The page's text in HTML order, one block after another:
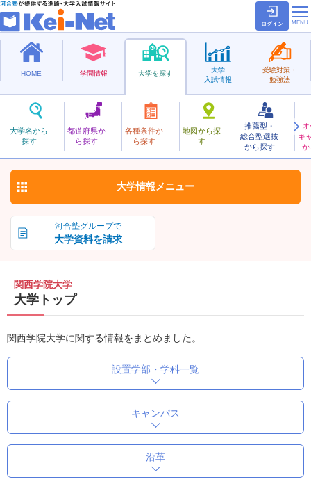
ログイン
HOME 学問情報 大学を探す
大学名から
探す
都道府県か
ら探す
各種条件か
ら探す
地図から探
す
推薦型・
総合型選抜
から探す
キ
か
大学
入試情報
受験対策・
勉強法
私立
かんせいがくいん
関西学院大学 お気に入り
河合塾グループで
大学資料を請求
大学情報 メニュー
関西学院大学
大学トップ
関西学院大学に関する情報をまとめました。
設置学部・学科一覧
キャンパス
沿革